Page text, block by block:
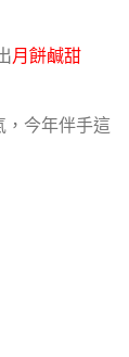
月餅鹹甜
，今年伴手這